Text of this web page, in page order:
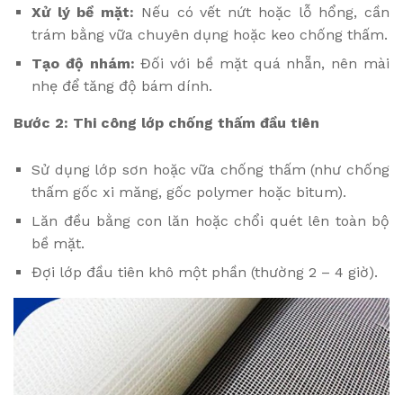
Xử lý bề mặt: Nếu có vết nứt hoặc lỗ hổng, cần
trám bằng vữa chuyên dụng hoặc keo chống thấm.
Tạo độ nhám: Đối với bề mặt quá nhẵn, nên mài
nhẹ để tăng độ bám dính.
Bước 2: Thi công lớp chống thấm đầu tiên
Sử dụng lớp sơn hoặc vữa chống thấm (như chống
thấm gốc xi măng, gốc polymer hoặc bitum).
Lăn đều bằng con lăn hoặc chổi quét lên toàn bộ
bề mặt.
Đợi lớp đầu tiên khô một phần (thường 2 – 4 giờ).